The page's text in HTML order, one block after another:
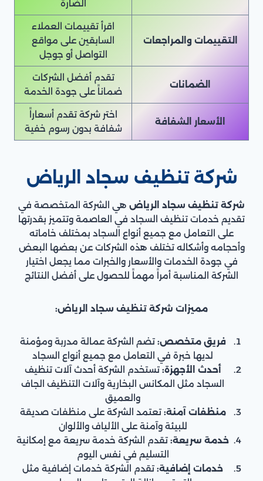
الضارة
التقييمات والمراجعات
اقرأ تقييمات العملاء
السابقين على مواقع
التواصل أو جوجل
الضمانات
تقدم أفضل الشركات
ضماناً على جودة الخدمة
الأسعار الشفافة
اختر شركة تقدم أسعاراً
شفافة بدون رسوم خفية
شركة تنظيف سجاد الرياض
شركة تنظيف سجاد الرياض هي الشركة المتخصصة في
تقديم خدمات تنظيف السجاد في العاصمة وتتميز بقدرتها
على التعامل مع جميع أنواع السجاد بمختلف خاماته
وأحجامه وأشكاله تختلف هذه الشركات عن بعضها البعض
في جودة الخدمات والأسعار والخبرات مما يجعل اختيار
الشركة المناسبة أمراً مهماً للحصول على أفضل النتائج
مميزات شركة تنظيف سجاد الرياض:
فريق متخصص: تضم الشركة عمالة مدربة ومؤمنة
لديها خبرة في التعامل مع جميع أنواع السجاد
أحدث الأجهزة: تستخدم الشركة أحدث آلات تنظيف
السجاد مثل المكانس البخارية وآلات التنظيف الجاف
والعميق
منظفات آمنة: تعتمد الشركة على منظفات صديقة
للبيئة وآمنة على الألياف والألوان
خدمة سريعة: تقدم الشركة خدمة سريعة مع إمكانية
التسليم في نفس اليوم
خدمات إضافية: تقدم الشركة خدمات إضافية مثل